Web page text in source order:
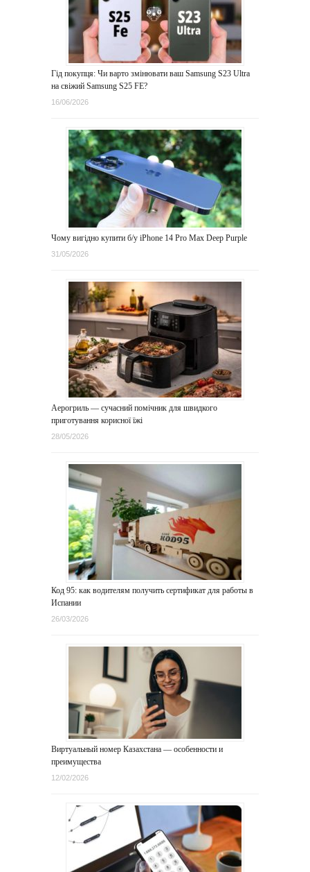
Гід покупця: Чи варто змінювати ваш Samsung S23 Ultra
на свіжий Samsung S25 FE?
16/06/2026
Чому вигідно купити б/у iPhone 14 Pro Max Deep Purple
31/05/2026
Аерогриль — сучасний помічник для швидкого
приготування корисної їжі
28/05/2026
Код 95: как водителям получить сертификат для работы в
Испании
26/03/2026
Виртуальный номер Казахстана — особенности и
преимущества
12/02/2026